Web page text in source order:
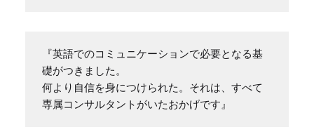
『英語でのコミュニケーションで必要となる基
礎がつきました。
何より自信を身につけられた。それは、すべて
専属コンサルタントがいたおかげです』